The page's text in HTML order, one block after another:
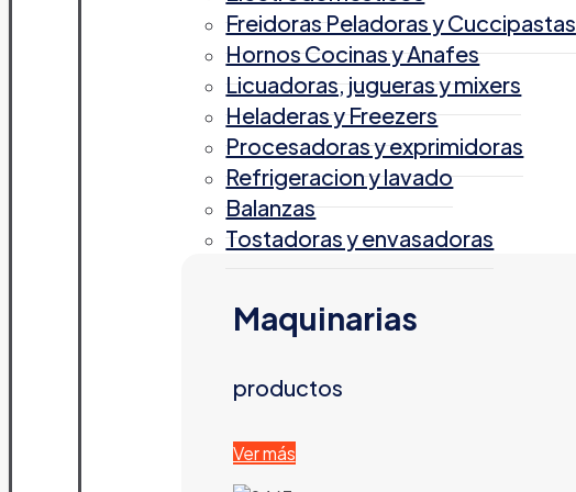
Freidoras Peladoras y Cuccipastas
Hornos Cocinas y Anafes
Licuadoras, jugueras y mixers
Heladeras y Freezers
Procesadoras y exprimidoras
Refrigeracion y lavado
Balanzas
Tostadoras y envasadoras
Maquinarias
productos
Ver más